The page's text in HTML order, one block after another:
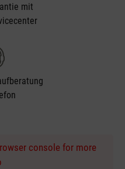
mit
console for more